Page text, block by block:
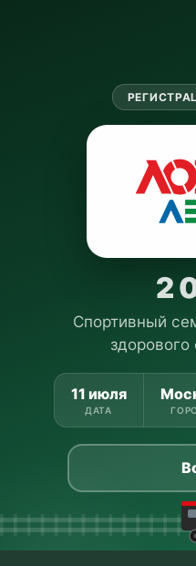
Спортивный
11 июля
ДАТА